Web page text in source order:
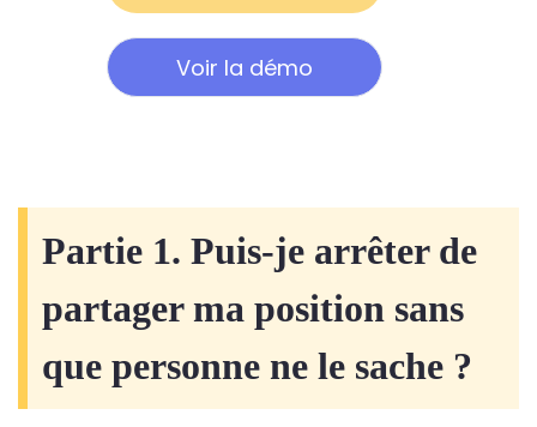
Voir la démo
Partie 1. Puis-je arrêter de
partager ma position sans
que personne ne le sache ?